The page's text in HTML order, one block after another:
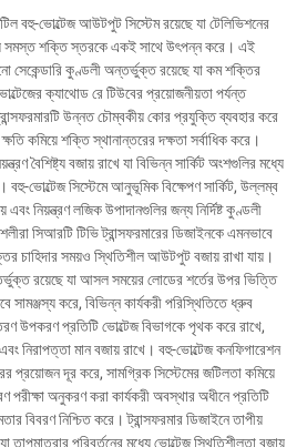
বহু-ভোল্টেজ আউটপুট সিস্টেম রয়েছে যা টেলিভিশনের
সমস্ত শক্তি স্তরকে একই সাথে উৎপন্ন করে। এই
সেকেন্ডারি কুণ্ডলী অন্তর্ভুক্ত রয়েছে যা কম শক্তির
ক্যাথোড রে টিউবের প্রয়োজনীয়তা পর্যন্ত
উন্নত চৌম্বকীয় কোর প্রযুক্তি ব্যবহার করে
কমিয়ে শক্তি স্থানান্তরের দক্ষতা সর্বাধিক করে।
বৈশিষ্ট্য বজায় রাখে যা বিভিন্ন সার্কিট অংশগুলির মধ্যে
ভোল্টেজ সিস্টেমে আনুভূমিক বিক্ষেপণ সার্কিট, উল্লম্ব
এবং নিয়ন্ত্রণ লজিক উপাদানগুলির জন্য নির্দিষ্ট কুণ্ডলী
সিআরটি টিভি ট্রান্সফরমারের ডিজাইনকে এমনভাবে
চাহিদার সময়ও স্থিতিশীল আউটপুট বজায় রাখা যায়।
রয়েছে যা আসল সময়ের লোডের শর্তের উপর ভিত্তি
করে, বিভিন্ন কার্যকরী পরিস্থিতিতে ধ্রুব
উপকরণ প্রতিটি ভোল্টেজ বিভাগকে পৃথক করে রাখে,
নিরাপত্তা মান বজায় রাখে। বহু-ভোল্টেজ কনফিগারেশন
প্রয়োজন দূর করে, সামগ্রিক সিস্টেমের জটিলতা কমিয়ে
পরীক্ষা অনুকরণ করা কার্যকরী অবস্থার অধীনে প্রতিটি
বিবরণ নিশ্চিত করে। ট্রান্সফরমার ডিজাইনে তাপীয়
তাপমাত্রার পরিবর্তনের মধ্যে ভোল্টেজ স্থিতিশীলতা বজায়